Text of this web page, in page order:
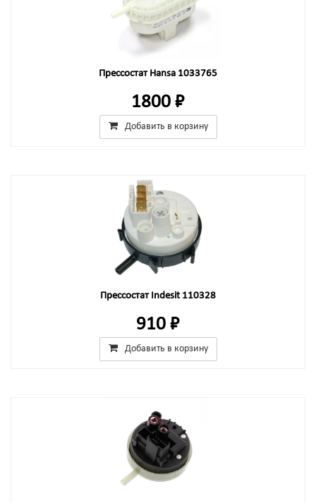
Прессостат Hansa 1033765
1800 ₽
Добавить в корзину
Прессостат Indesit 110328
910 ₽
Добавить в корзину